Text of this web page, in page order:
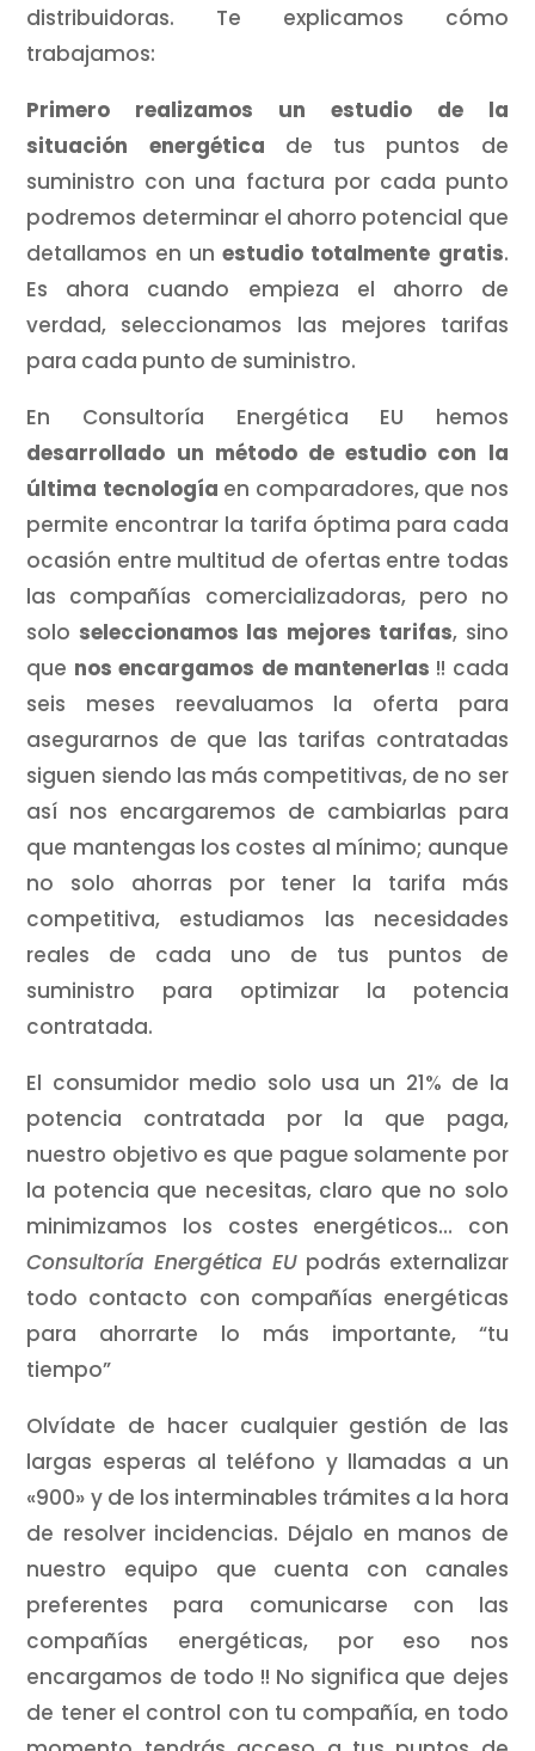
distribuidoras. Te explicamos cómo
trabajamos:
Primero realizamos un estudio de la
situación energética de tus puntos de
suministro con una factura por cada punto
podremos determinar el ahorro potencial que
detallamos en unestudio totalmente gratis.
Es ahora cuando empieza el ahorro de
verdad, seleccionamos las mejores tarifas
para cada punto de suministro.
En Consultoría Energética EU hemos
desarrollado un método de estudio con la
última tecnología en comparadores, que nos
permite encontrar la tarifa óptima para cada
ocasión entre multitud de ofertas entre todas
las compañías comercializadoras, pero no
solo seleccionamos las mejores tarifas, sino
que nos encargamos de mantenerlas !! cada
seis meses reevaluamos la oferta para
asegurarnos de que las tarifas contratadas
siguen siendo las más competitivas, de no ser
así nos encargaremos de cambiarlas para
que mantengas los costes al mínimo; aunque
no solo ahorras por tener la tarifa más
competitiva, estudiamos las necesidades
reales de cada uno de tus puntos de
suministro para optimizar la potencia
contratada.
El consumidor medio solo usa un 21% de la
potencia contratada por la que paga,
nuestro objetivo es que pague solamente por
la potencia que necesitas, claro que no solo
minimizamos los costes energéticos… con
Consultoría Energética EU podrás externalizar
todo contacto con compañías energéticas
para ahorrarte lo más importante, “tu
tiempo”
Olvídate de hacer cualquier gestión de las
largas esperas al teléfono y llamadas a un
«900» y de los interminables trámites a la hora
de resolver incidencias. Déjalo en manos de
nuestro equipo que cuenta con canales
preferentes para comunicarse con las
compañías energéticas, por eso nos
encargamos de todo !! No significa que dejes
de tener el control con tu compañía, en todo